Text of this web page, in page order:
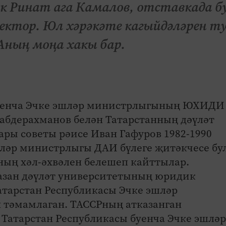
Ринат ага Камалов, отставкада
Юл хәрәкәте кагыйдәләрен
моңа хакы бар.
Эчке эшләр министрлыгының ЮХИДИ
белән Татарстанның дәүләт
советы рәисе Иван Гафуров 1982-1990
министрлыгы ДАИ бүлеге җитәкчесе
хәл-әхвәлен белешеп кайттылар.
дәүләт университетының юридик
Республикасы Эчке эшләр
ТАССРның атказанган
Республикасы буенча Эчке эшләр